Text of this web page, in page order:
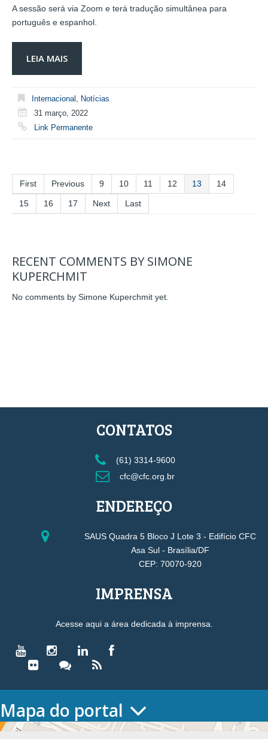
A sessão será via Zoom e terá tradução simultânea para
português e espanhol.
LEIA MAIS
Internacional
Notícias
31 março, 2022
Link Permanente
First Previous 9 10 11 12 13 14
15 16 17 Next Last
RECENT COMMENTS BY SIMONE
KUPERCHMIT
No comments by Simone Kuperchmit yet.
CONTATOS
(61) 3314-9600
cfc@cfc.org.br
ENDEREÇO
SAUS Quadra 5 Bloco J Lote 3 - Edifício CFC
Asa Sul - Brasília/DF
CEP: 70070-920
IMPRENSA
Acesse aqui a área dedicada à imprensa.
Mapa do portal
HOME